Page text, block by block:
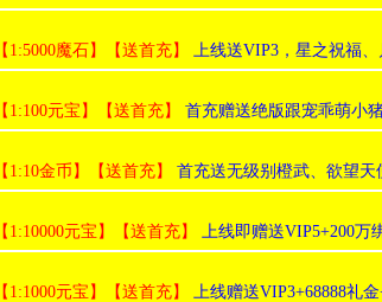
【1:5000魔石】【送首充】 上线送VIP3，星之祝福、
【1:100元宝】【送首充】 首充赠送绝版跟宠乖萌小
【1:10金币】【送首充】 首充送无级别橙武、欲望天
【1:10000元宝】【送首充】 上线即赠送VIP5+200万
【1:1000元宝】【送首充】 上线赠送VIP3+68888礼金